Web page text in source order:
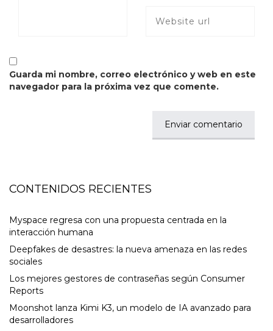
Guarda mi nombre, correo electrónico y web en este
navegador para la próxima vez que comente.
CONTENIDOS RECIENTES
Myspace regresa con una propuesta centrada en la
interacción humana
Deepfakes de desastres: la nueva amenaza en las redes
sociales
Los mejores gestores de contraseñas según Consumer
Reports
Moonshot lanza Kimi K3, un modelo de IA avanzado para
desarrolladores